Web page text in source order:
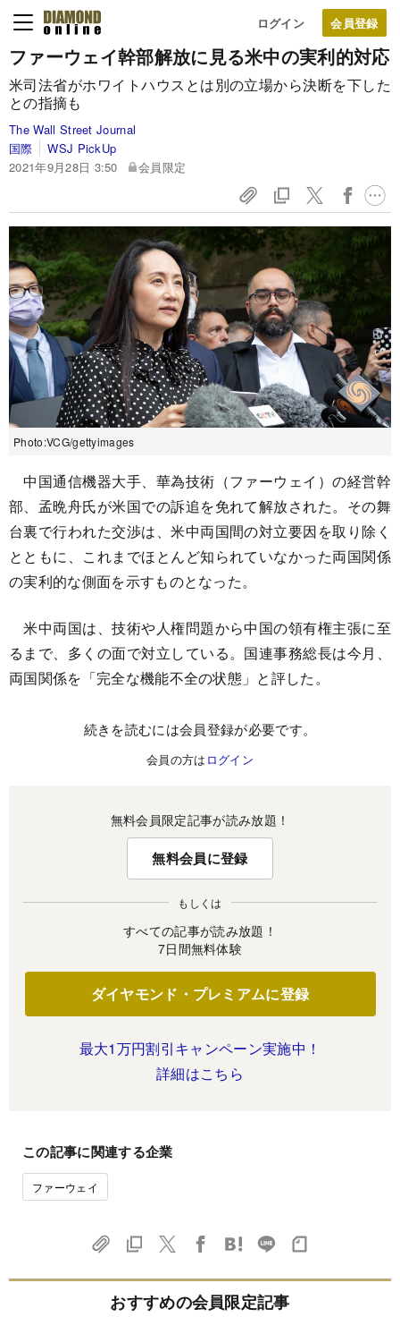
ログイン
ファーウェイ幹部解放に見る米中の実利的対応
米司法省がホワイトハウスとは別の立場から決断を下した
との指摘も
The Wall Street Journal
国際
WSJ PickUp
2021年9月28日 3:50
会員限定
Photo:VCG/gettyimages
中国通信機器大手、華為技術（ファーウェイ）の経営幹
部、孟晩舟氏が米国での訴追を免れて解放された。その舞
台裏で行われた交渉は、米中両国間の対立要因を取り除く
とともに、これまでほとんど知られていなかった両国関係
の実利的な側面を示すものとなった。
米中両国は、技術や人権問題から中国の領有権主張に至
るまで、多くの面で対立している。国連事務総長は今月、
両国関係を「完全な機能不全の状態」と評した。
続きを読むには会員登録が必要です。
会員の方は ログイン
無料会員限定記事が読み放題！
無料会員に登録
もしくは
すべての記事が読み放題！
7日間無料体験
ダイヤモンド・プレミアムに登録
最大1万円割引キャンペーン実施中！
詳細はこちら
この記事に関連する企業
ファーウェイ
おすすめの会員限定記事